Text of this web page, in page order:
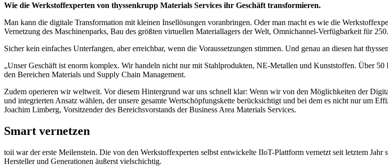
Wie die Werkstoffexperten von thyssenkrupp Materials Services ihr Geschäft transformieren.
Man kann die digitale Transformation mit kleinen Insellösungen voranbringen. Oder man macht es wie die
Vernetzung des Maschinenparks, Bau des größten virtuellen Materiallagers der Welt, Omnichannel-Verfügbarkeit für
Sicher kein einfaches Unterfangen, aber erreichbar, wenn die Voraussetzungen stimmen. Und genau an diesen hat
„Unser Geschäft ist enorm komplex. Wir handeln nicht nur mit Stahlprodukten, NE-Metallen und Kunststoffen. Über
den Bereichen Materials und Supply Chain Management.
Zudem operieren wir weltweit. Vor diesem Hintergrund war uns schnell klar: Wenn wir von den Möglichkeiten der
und integrierten Ansatz wählen, der unsere gesamte Wertschöpfungskette berücksichtigt und bei dem es nicht nur um
Joachim Limberg, Vorsitzender des Bereichsvorstands der Business Area Materials Services.
Smart vernetzen
toii war der erste Meilenstein. Die von den Werkstoffexperten selbst entwickelte IIoT-Plattform vernetzt seit letztem
Hersteller und Generationen äußerst vielschichtig.